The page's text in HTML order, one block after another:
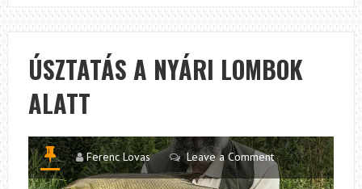
ORSÓK
FAJTÁI,
MŰKÖDÉSÜK
ÉS
FOLYÓVÍZI
ÚSZTATÁSBAN
ÚSZTATÁS A NYÁRI LOMBOK
ALATT
Ferenc Lovas Leave a Comment